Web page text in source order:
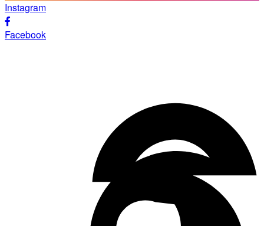
Instagram
Facebook